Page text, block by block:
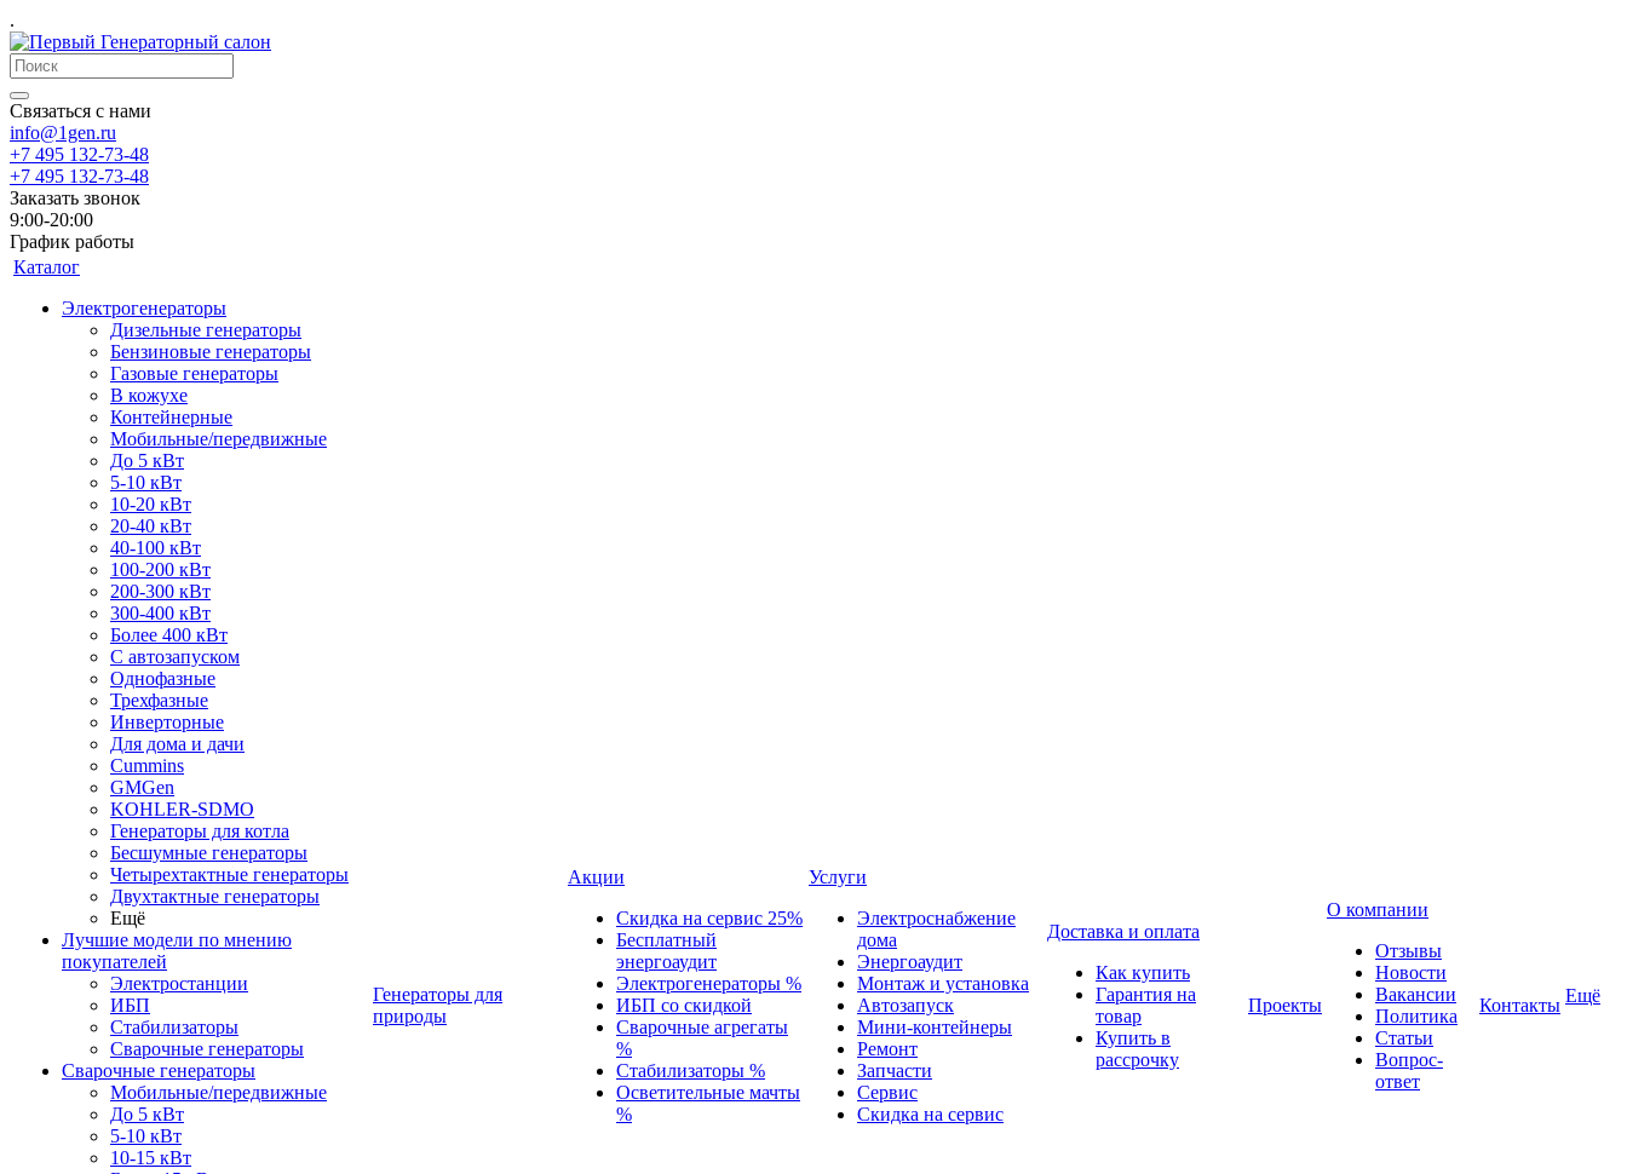
.
Связаться с нами
info@1gen.ru
+7 495 132-73-48
+7 495 132-73-48
Заказать звонок
9:00-20:00
График работы
Каталог
Электрогенераторы
Дизельные генераторы
Бензиновые генераторы
Газовые генераторы
В кожухе
Контейнерные
Мобильные/передвижные
До 5 кВт
5-10 кВт
10-20 кВт
20-40 кВт
40-100 кВт
100-200 кВт
200-300 кВт
300-400 кВт
Более 400 кВт
С автозапуском
Однофазные
Трехфазные
Инверторные
Для дома и дачи
Cummins
GMGen
KOHLER-SDMO
Генераторы для котла
Бесшумные генераторы
Четырехтактные генераторы
Двухтактные генераторы
Ещё
Лучшие модели по мнению
покупателей
Электростанции
ИБП
Стабилизаторы
Сварочные генераторы
Сварочные генераторы
Мобильные/передвижные
До 5 кВт
5-10 кВт
10-15 кВт
Генераторы для
природы
Акции
Скидка на сервис 25%
Бесплатный
энергоаудит
Электрогенераторы %
ИБП со скидкой
Сварочные агрегаты
%
Стабилизаторы %
Осветительные мачты
%
Услуги
Электроснабжение
дома
Энергоаудит
Монтаж и установка
Автозапуск
Мини-контейнеры
Ремонт
Запчасти
Сервис
Скидка на сервис
Доставка и оплата
Как купить
Гарантия на
товар
Купить в
рассрочку
Проекты
О компании
Отзывы
Новости
Вакансии
Политика
Статьи
Вопрос-
ответ
Контакты Ещё